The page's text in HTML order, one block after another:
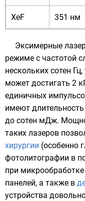
XeF 351 нм
Эксимерные
режиме с частотой
нескольких сотен
может достигать 2
единичных
имеют
до сотен мДж.
таких лазеров
хирургии (особенно
фотолитографии в
при
панелей, а также в
устройства